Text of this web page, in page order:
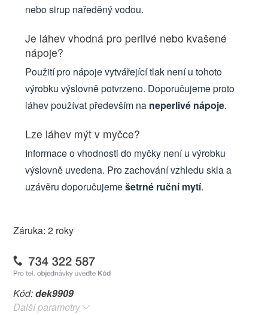
nebo sirup naředěný vodou.
Je láhev vhodná pro perlivé nebo kvašené
nápoje?
Použití pro nápoje vytvářející tlak není u tohoto
výrobku výslovně potvrzeno. Doporučujeme proto
láhev používat především na neperlivé nápoje.
Lze láhev mýt v myčce?
Informace o vhodnosti do myčky není u výrobku
výslovně uvedena. Pro zachování vzhledu skla a
uzávěru doporučujemešetrné ruční mytí.
Záruka: 2 roky
Kód:dek9909
Další parametry